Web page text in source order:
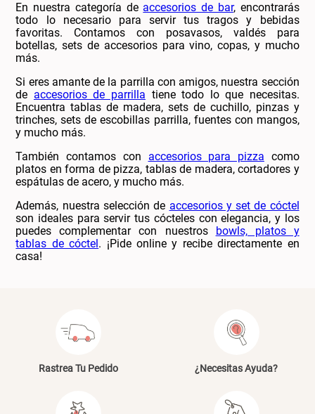
En nuestra categoría de accesorios de bar, encontrarás
todo lo necesario para servir tus tragos y bebidas
favoritas. Contamos con posavasos, valdés para
botellas, sets de accesorios para vino, copas, y mucho
más.
Si eres amante de la parrilla con amigos, nuestra sección
de accesorios de parrilla tiene todo lo que necesitas.
Encuentra tablas de madera, sets de cuchillo, pinzas y
trinches, sets de escobillas parrilla, fuentes con mangos,
y mucho más.
También contamos con accesorios para pizza como
platos en forma de pizza, tablas de madera, cortadores y
espátulas de acero, y mucho más.
Además, nuestra selección de accesorios y set de cóctel
son ideales para servir tus cócteles con elegancia, y los
puedes complementar con nuestros
bowls, platos y
tablas de cóctel . ¡Pide online y recibe directamente en
casa!
Rastrea Tu Pedido ¿Necesitas Ayuda?